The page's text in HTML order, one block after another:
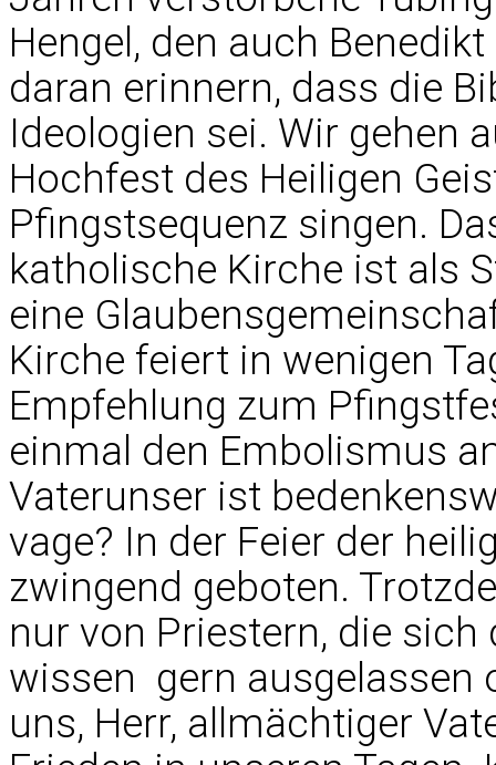
Hengel, den auch
daran erinnern, dass die
Ideologien sei. Wir gehen
Hochfest des Heiligen
Pfingstsequenz singen.
katholische Kirche ist als
eine
Kirche feiert in wenigen
Empfehlung zum
einmal den Embolismus
Vaterunser ist
vage? In der Feier der
zwingend geboten.
nur von Priestern, die
wissen  gern ausgelassen
uns, Herr, allmächtiger